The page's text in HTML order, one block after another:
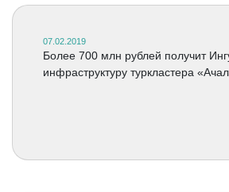
07.02.2019
Более 700 млн рублей получит
инфраструктуру туркластера